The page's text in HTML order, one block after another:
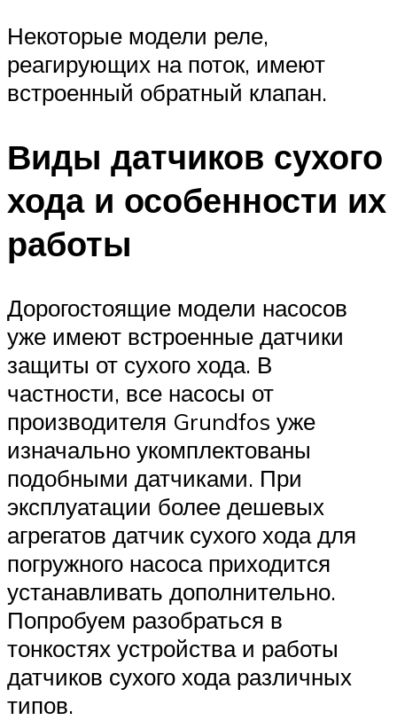
Некоторые модели реле,
реагирующих на поток, имеют
встроенный обратный клапан.
Виды датчиков сухого
хода и особенности их
работы
Дорогостоящие модели насосов
уже имеют встроенные датчики
защиты от сухого хода. В
частности, все насосы от
производителя Grundfos уже
изначально укомплектованы
подобными датчиками. При
эксплуатации более дешевых
агрегатов датчик сухого хода для
погружного насоса приходится
устанавливать дополнительно.
Попробуем разобраться в
тонкостях устройства и работы
датчиков сухого хода различных
типов.